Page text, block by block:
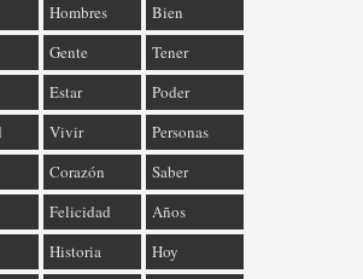
Hombres
Bien
Gente
Tener
Estar
Poder
Vivir
Personas
Corazón
Saber
Felicidad
Años
Historia Hoy